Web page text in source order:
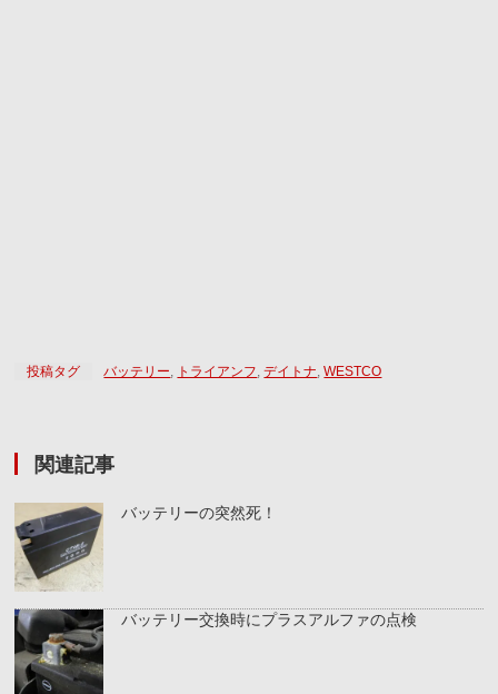
投稿タグ バッテリー トライアンフ ,デイトナ ,WESTCO
関連記事
バッテリーの突然死！
バッテリー交換時にプラスアルファの点検